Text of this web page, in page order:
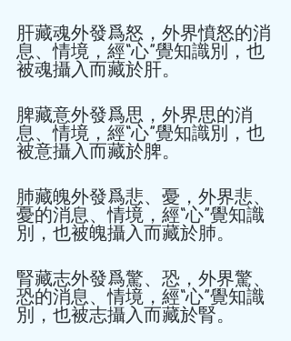
肝藏魂外發爲怒，外界憤怒的消
息、情境，經“心”覺知識別，也
被魂攝入而藏於肝。
脾藏意外發爲思，外界思的消
息、情境，經“心”覺知識別，也
被意攝入而藏於脾。
肺藏魄外發爲悲、憂，外界悲、
憂的消息、情境，經“心”覺知識
別，也被魄攝入而藏於肺。
腎藏志外發爲驚、恐，外界驚、
恐的消息、情境，經“心”覺知識
別，也被志攝入而藏於腎。